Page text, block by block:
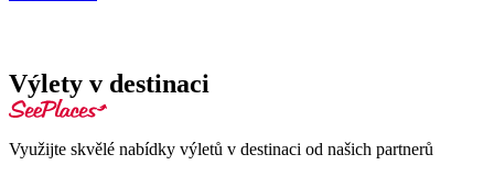
Výlety v destinaci
Využijte skvělé nabídky výletů v destinaci od našich partnerů